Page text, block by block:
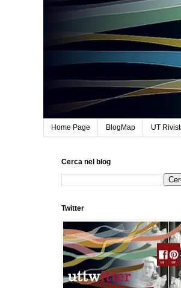
Home Page BlogMap UT
Cerca nel blog
Twitter